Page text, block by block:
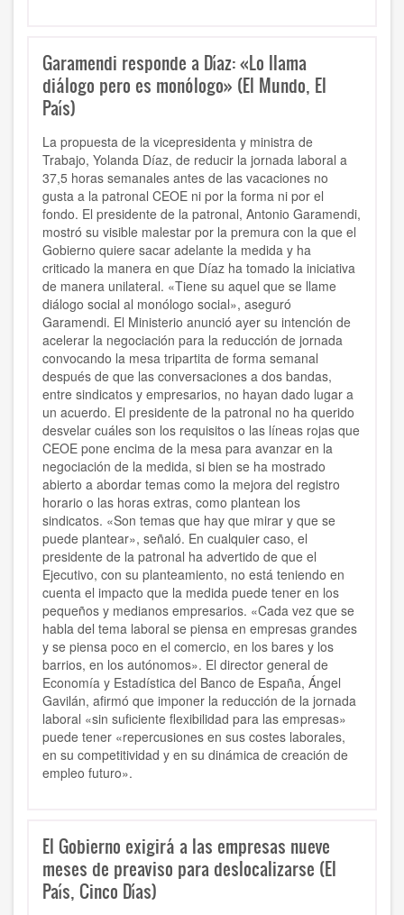
Garamendi responde a Díaz: «Lo llama
diálogo pero es monólogo» (El Mundo, El
País)
La propuesta de la vicepresidenta y ministra de
Trabajo, Yolanda Díaz, de reducir la jornada laboral a
37,5 horas semanales antes de las vacaciones no
gusta a la patronal CEOE ni por la forma ni por el
fondo. El presidente de la patronal, Antonio Garamendi,
mostró su visible malestar por la premura con la que el
Gobierno quiere sacar adelante la medida y ha
criticado la manera en que Díaz ha tomado la iniciativa
de manera unilateral. «Tiene su aquel que se llame
diálogo social al monólogo social», aseguró
Garamendi. El Ministerio anunció ayer su intención de
acelerar la negociación para la reducción de jornada
convocando la mesa tripartita de forma semanal
después de que las conversaciones a dos bandas,
entre sindicatos y empresarios, no hayan dado lugar a
un acuerdo. El presidente de la patronal no ha querido
desvelar cuáles son los requisitos o las líneas rojas que
CEOE pone encima de la mesa para avanzar en la
negociación de la medida, si bien se ha mostrado
abierto a abordar temas como la mejora del registro
horario o las horas extras, como plantean los
sindicatos. «Son temas que hay que mirar y que se
puede plantear», señaló. En cualquier caso, el
presidente de la patronal ha advertido de que el
Ejecutivo, con su planteamiento, no está teniendo en
cuenta el impacto que la medida puede tener en los
pequeños y medianos empresarios. «Cada vez que se
habla del tema laboral se piensa en empresas grandes
y se piensa poco en el comercio, en los bares y los
barrios, en los autónomos». El director general de
Economía y Estadística del Banco de España, Ángel
Gavilán, afirmó que imponer la reducción de la jornada
laboral «sin suficiente flexibilidad para las empresas»
puede tener «repercusiones en sus costes laborales,
en su competitividad y en su dinámica de creación de
empleo futuro».
El Gobierno exigirá a las empresas nueve
meses de preaviso para deslocalizarse (El
País, Cinco Días)